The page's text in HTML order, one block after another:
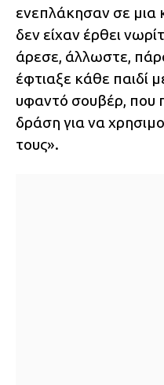
ενεπλάκησαν σε μια
δεν είχαν έρθει
άρεσε, άλλωστε,
έφτιαξε κάθε παιδί
υφαντό σουβέρ, που
δράση για να
τους».